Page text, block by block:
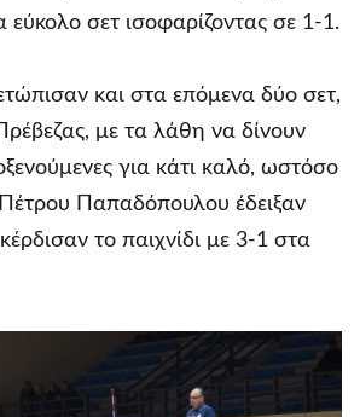
εύκολο σετ ισοφαρίζοντας σε 1-1.
και στα επόμενα δύο σετ,
με τα λάθη να δίνουν
για κάτι καλό, ωστόσο
Πέτρου Παπαδόπουλου έδειξαν
το παιχνίδι με 3-1 στα